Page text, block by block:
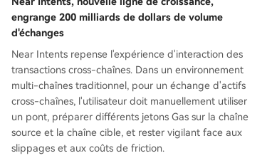
engrange 200 milliards de dollars de volume
d'échanges
Near Intents repense l'expérience d'interaction des
transactions cross-chaînes. Dans un environnement
multi-chaînes traditionnel, pour un échange d'actifs
cross-chaînes, l'utilisateur doit manuellement utiliser
un pont, préparer différents jetons Gas sur la chaîne
source et la chaîne cible, et rester vigilant face aux
slippages et aux coûts de friction.